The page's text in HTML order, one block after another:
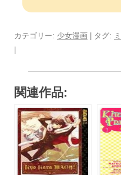
カテゴリー: 少女漫画 | タグ:
関連作品: